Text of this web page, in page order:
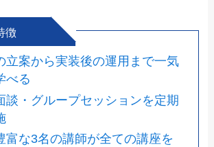
徴
案から実装後の運用まで一気
べる
・グループセッションを定期
な3名の講師が全ての講座を